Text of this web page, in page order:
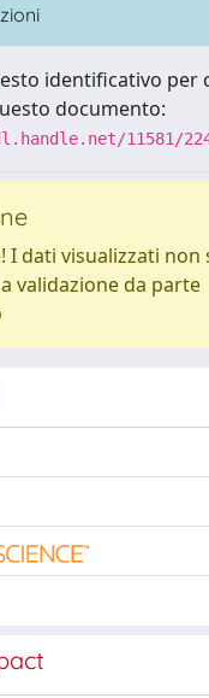
identificativo per
documento:
11581/
I dati visualizzati non
validazione da parte